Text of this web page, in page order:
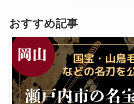
おすすめ記事